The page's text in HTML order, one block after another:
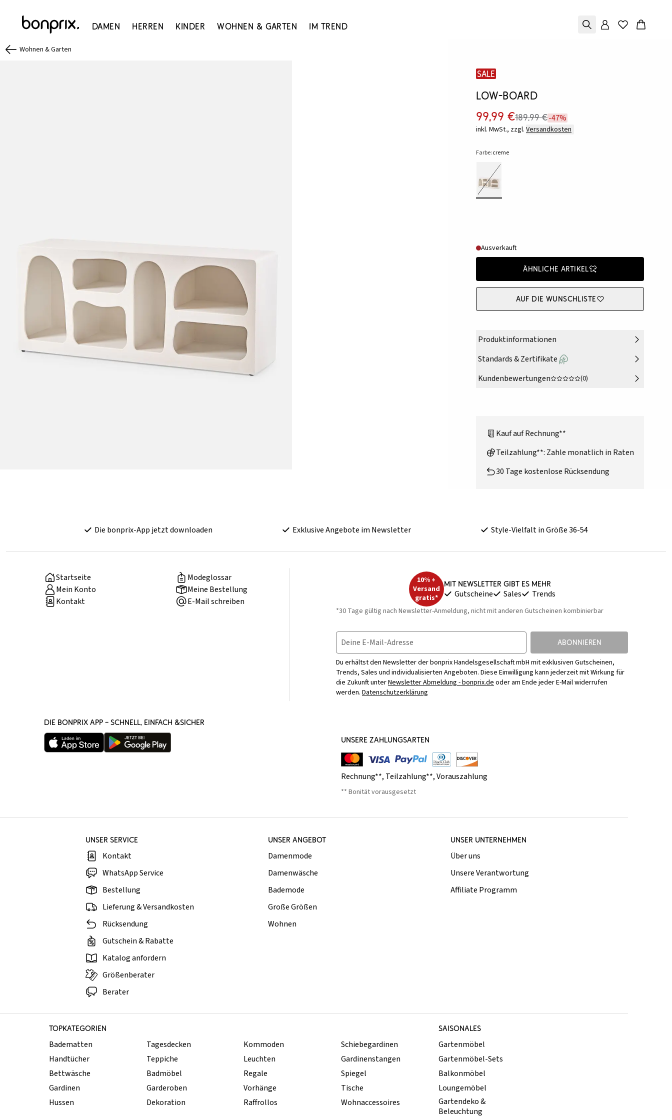
Damen Herren Kinder Wohnen & Garten Im Trend
Wohnen & Garten
SALE
Low-Board
99,99 €189,99 €-47%
inkl. MwSt., zzgl. Versandkosten
Farbe:creme
Ausverkauft
Ähnliche Artikel
Auf die Wunschliste
Produktinformationen
Standards & Zertifikate
Kundenbewertungen
(0)
Kauf auf Rechnung**
Teilzahlung**: Zahle monatlich in Raten
30 Tage kostenlose Rücksendung
Die bonprix-App jetzt downloaden Exklusive Angebote im Newsletter Style-Vielfalt in Größe 36-54
Startseite
Modeglossar
Mein Konto
Meine Bestellung
Kontakt
E-Mail schreiben
10% +
Versand
gratis*
Mit Newsletter gibt es mehr
Gutscheine Sales Trends
*30 Tage gültig nach Newsletter-Anmeldung, nicht mit anderen Gutscheinen kombinierbar
Deine E-Mail-Adresse ABONNIEREN
Du erhältst den Newsletter der bonprix Handelsgesellschaft mbH mit exklusiven Gutscheinen,
Trends, Sales und individualisierten Angeboten. Diese Einwilligung kann jederzeit mit Wirkung für
die Zukunft unterNewsletter Abmeldung - bonprix.deoder am Ende jeder E-Mail widerrufen
werden. Datenschutzerklärung
DIE BONPRIX APP – SCHNELL, EINFACH &SICHER
UNSERE ZAHLUNGSARTEN
Rechnung**, Teilzahlung**,Vorauszahlung
** Bonität vorausgesetzt
UNSER SERVICE
Kontakt
WhatsApp Service
Bestellung
Lieferung & Versandkosten
Rücksendung
Gutschein & Rabatte
Katalog anfordern
Größenberater
Berater
UNSER ANGEBOT
Damenmode
Damenwäsche
Bademode
Große Größen
Wohnen
UNSER UNTERNEHMEN
Über uns
Unsere Verantwortung
Affiliate Programm
TOPKATEGORIEN SAISONALES
Badematten
Handtücher
Bettwäsche
Gardinen
Hussen
Tagesdecken
Teppiche
Badmöbel
Garderoben
Dekoration
Kommoden
Leuchten
Regale
Vorhänge
Raffrollos
Schiebegardinen
Gardinenstangen
Spiegel
Tische
Wohnaccessoires
Gartenmöbel
Gartenmöbel-Sets
Balkonmöbel
Loungemöbel
Gartendeko &
Beleuchtung